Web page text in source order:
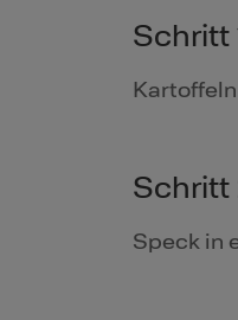
Schritt
Schritt
Speck in